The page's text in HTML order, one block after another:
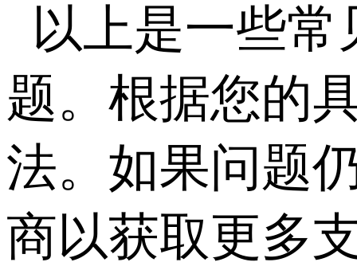
以上是一些
题。根据您的
法。如果问题
商以获取更多